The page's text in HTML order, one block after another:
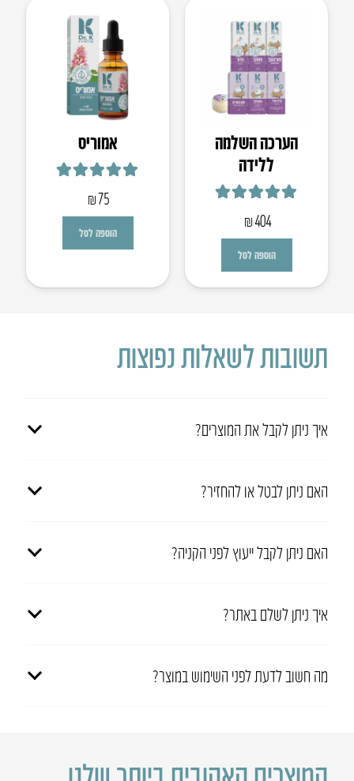
הערכה השלמה
ללידה
5.00
₪404
הוספה לסל
אמוריס
5.00
₪75
הוספה לסל
תשובות לשאלות נפוצות
איך ניתן לקבל את המוצרים?
האם ניתן לבטל או להחזיר?
האם ניתן לקבל ייעוץ לפני הקניה?
איך ניתן לשלם באתר?
מה חשוב לדעת לפני השימוש במוצר?